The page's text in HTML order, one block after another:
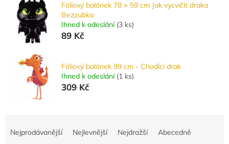
Fóliový balónek 78 × 59 cm Jak vycvičit draka
Bezzubka
Ihned k odeslání (3 ks)
89 Kč
Fóliový balónek 99 cm - Chodící drak
Ihned k odeslání (1 ks)
309 Kč
Nejprodávanější Nejlevnější Nejdražší Abecedně